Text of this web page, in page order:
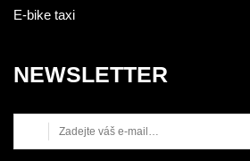
E-bike taxi
NEWSLETTER